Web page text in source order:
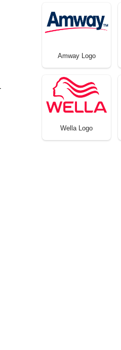
Amway Logo
Wella Logo